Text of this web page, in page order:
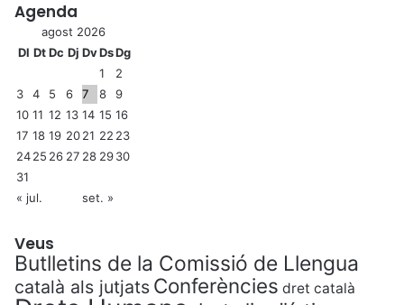
Agenda
agost 2026
Dl DtDc Dj DvDsDg
1
2
3
4 5 6 7 8
9
10 11 12 13 14 15 16
17 18 19 2021 22 23
2425 26 27 28 2930
31
« jul.
set. »
Veus
Butlletins de la Comissió de Llengua
català als jutjats Conferències dret català